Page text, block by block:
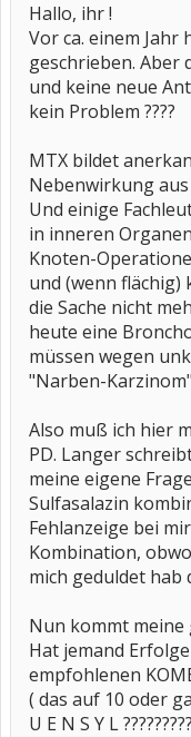
Hallo, ihr !
Vor ca. einem Jahr
geschrieben. Aber
und keine neue
kein Problem ????
MTX bildet
Nebenwirkung aus
Und einige
in inneren
Knoten-
und (wenn flächig)
die Sache nicht
heute eine
müssen wegen
"Narben-
Also muß ich hier
PD. Langer
meine eigene
Sulfasalazin
Fehlanzeige bei
Kombination,
mich geduldet hab
Nun kommt meine
Hat jemand
empfohlenen
( das auf 10 oder
U E N S Y L